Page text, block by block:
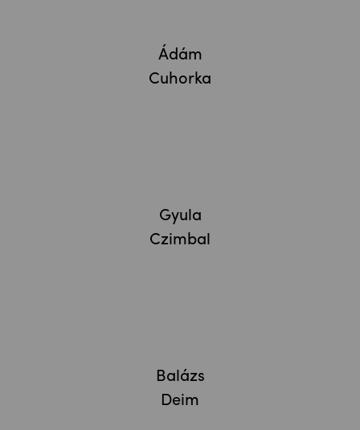
Ádám
Cuhorka
Gyula
Czimbal
Balázs
Deim